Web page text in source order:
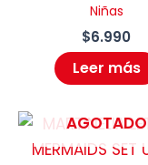
Niñas
$6.990
Leer más
AGOTADO